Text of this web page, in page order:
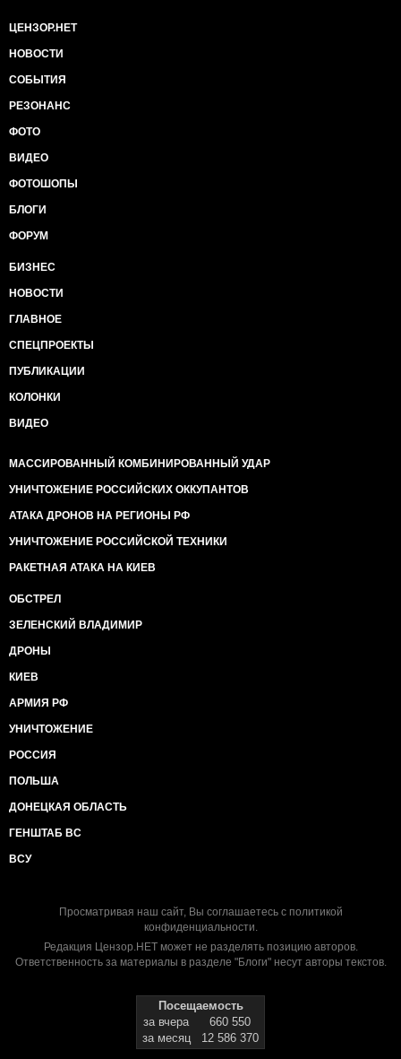
ЦЕНЗОР.НЕТ
НОВОСТИ
СОБЫТИЯ
РЕЗОНАНС
ФОТО
ВИДЕО
ФОТОШОПЫ
БЛОГИ
ФОРУМ
БИЗНЕС
НОВОСТИ
ГЛАВНОЕ
СПЕЦПРОЕКТЫ
ПУБЛИКАЦИИ
КОЛОНКИ
ВИДЕО
МАССИРОВАННЫЙ КОМБИНИРОВАННЫЙ УДАР
УНИЧТОЖЕНИЕ РОССИЙСКИХ ОККУПАНТОВ
АТАКА ДРОНОВ НА РЕГИОНЫ РФ
УНИЧТОЖЕНИЕ РОССИЙСКОЙ ТЕХНИКИ
РАКЕТНАЯ АТАКА НА КИЕВ
ОБСТРЕЛ
ЗЕЛЕНСКИЙ ВЛАДИМИР
ДРОНЫ
КИЕВ
АРМИЯ РФ
УНИЧТОЖЕНИЕ
РОССИЯ
ПОЛЬША
ДОНЕЦКАЯ ОБЛАСТЬ
ГЕНШТАБ ВС
ВСУ
Просматривая наш сайт, Вы соглашаетесь с политикой
конфиденциальности.
Редакция Цензор.НЕТ может не разделять позицию авторов.
Ответственность за материалы в разделе "Блоги" несут авторы текстов.
Посещаемость
за вчера
660 550
за месяц
12 586 370